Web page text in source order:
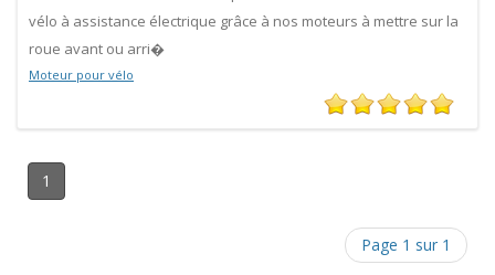
vélo à assistance électrique grâce à nos moteurs à mettre sur la
roue avant ou arri�
Moteur pour vélo
1
Page 1 sur 1